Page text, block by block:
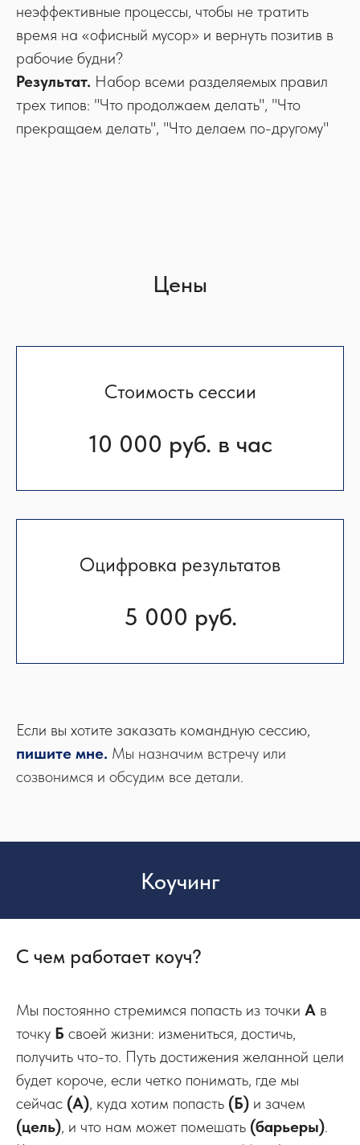
неэффективные процессы, чтобы не тратить
время на «офисный мусор» и вернуть позитив в
рабочие будни?
Результат. Набор всеми разделяемых правил
трех типов: "Что продолжаем делать", "Что
прекращаем делать", "Что делаем по-другому"
Цены
Стоимость сессии
10 000 руб. в час
Оцифровка результатов
5 000 руб.
Если вы хотите заказать командную сессию,
пишите мне. Мы назначим встречу или
созвонимся и обсудим все детали.
Коучинг
С чем работает коуч?
Мы постоянно стремимся попасть из точки А в
точку Б своей жизни: измениться, достичь,
получить что-то. Путь достижения желанной цели
будет короче, если четко понимать, где мы
сейчас (А), куда хотим попасть (Б) и зачем
(цель), и что нам может помешать (барьеры).